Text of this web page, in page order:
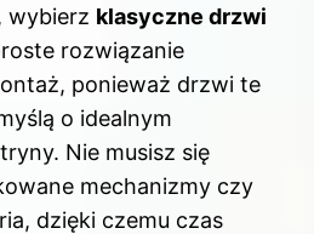
wybierz klasyczne drzwi
rozwiązanie
ponieważ drzwi te
o idealnym
Nie musisz się
mechanizmy czy
dzięki czemu czas